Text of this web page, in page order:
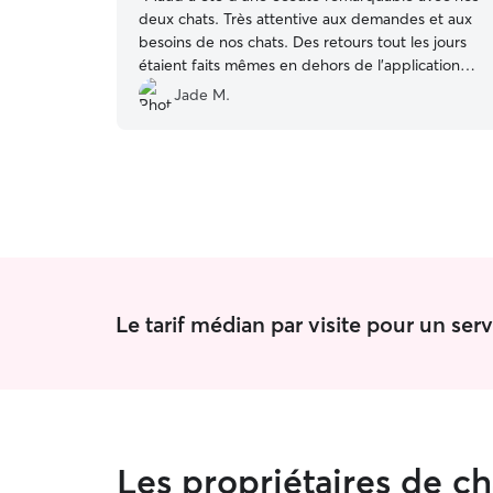
deux chats. Très attentive aux demandes et aux
besoins de nos chats. Des retours tout les jours
étaient faits mêmes en dehors de l’application
ce qui rend un échange encore plus agréable et
humain. Très bonne expérience pour nous !
Jade M.
Le tarif médian par visite pour un
Les propriétaires de